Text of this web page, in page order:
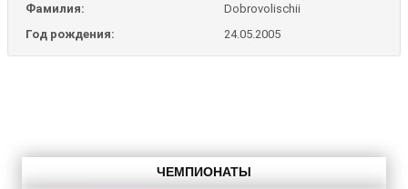
Фамилия:
Dobrovolischii
Год рождения:
24.05.2005
ЧЕМПИОНАТЫ